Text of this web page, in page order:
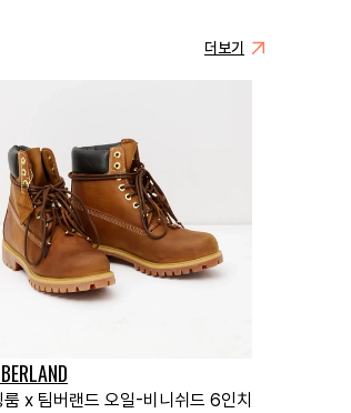
더보기
룸 x 팀버랜드 오일-비니쉬드 6인치